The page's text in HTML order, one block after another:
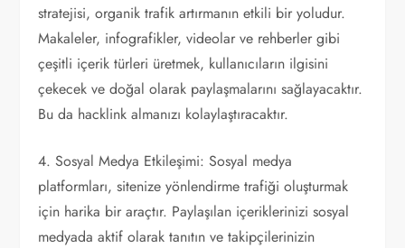
stratejisi, organik trafik artırmanın etkili bir yoludur.
Makaleler, infografikler, videolar ve rehberler gibi
çeşitli içerik türleri üretmek, kullanıcıların ilgisini
çekecek ve doğal olarak paylaşmalarını sağlayacaktır.
Bu da hacklink almanızı kolaylaştıracaktır.
4. Sosyal Medya Etkileşimi: Sosyal medya
platformları, sitenize yönlendirme trafiği oluşturmak
için harika bir araçtır. Paylaşılan içeriklerinizi sosyal
medyada aktif olarak tanıtın ve takipçilerinizin